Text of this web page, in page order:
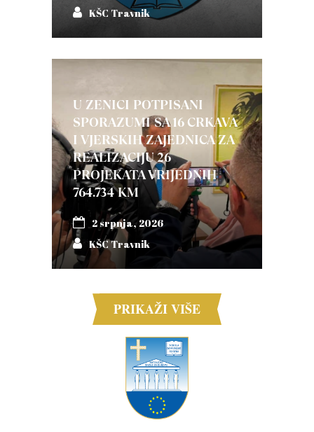
KŠC Travnik
U ZENICI POTPISANI
SPORAZUMI SA 16 CRKAVA
I VJERSKIH ZAJEDNICA ZA
REALIZACIJU 26
PROJEKATA VRIJEDNIH
764.734 KM
2 srpnja, 2026
KŠC Travnik
PRIKAŽI VIŠE